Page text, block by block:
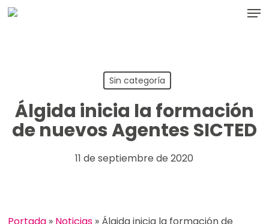
Skip
to
Sin categoría
Álgida inicia la formación
de nuevos Agentes SICTED
11 de septiembre de 2020